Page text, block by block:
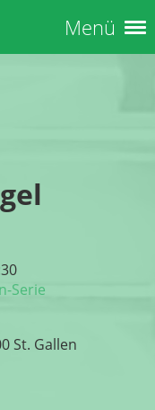
Menü
Serie
St. Gallen